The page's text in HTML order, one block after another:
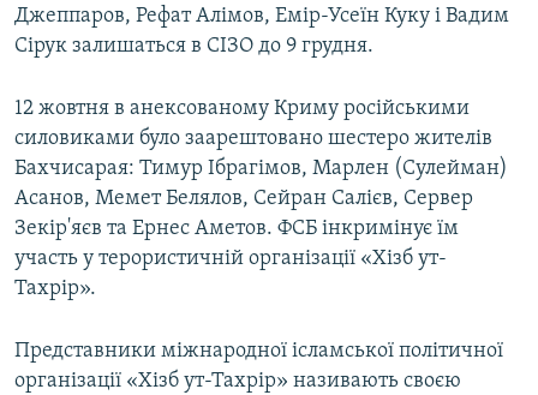
Джеппаров, Рефат Алімов, Емір-Усеїн Куку і Вадим
Сірук залишаться в СІЗО до 9 грудня.
12 жовтня в анексованому Криму російськими
силовиками було заарештовано шестеро жителів
Бахчисарая: Тимур Ібрагімов, Марлен (Сулейман)
Асанов, Мемет Белялов, Сейран Салієв, Сервер
Зекір'яєв та Ернес Аметов. ФСБ інкримінує їм
участь у терористичній організації «Хізб ут-
Тахрір».
Представники міжнародної ісламської політичної
організації «Хізб ут-Тахрір» називають своєю